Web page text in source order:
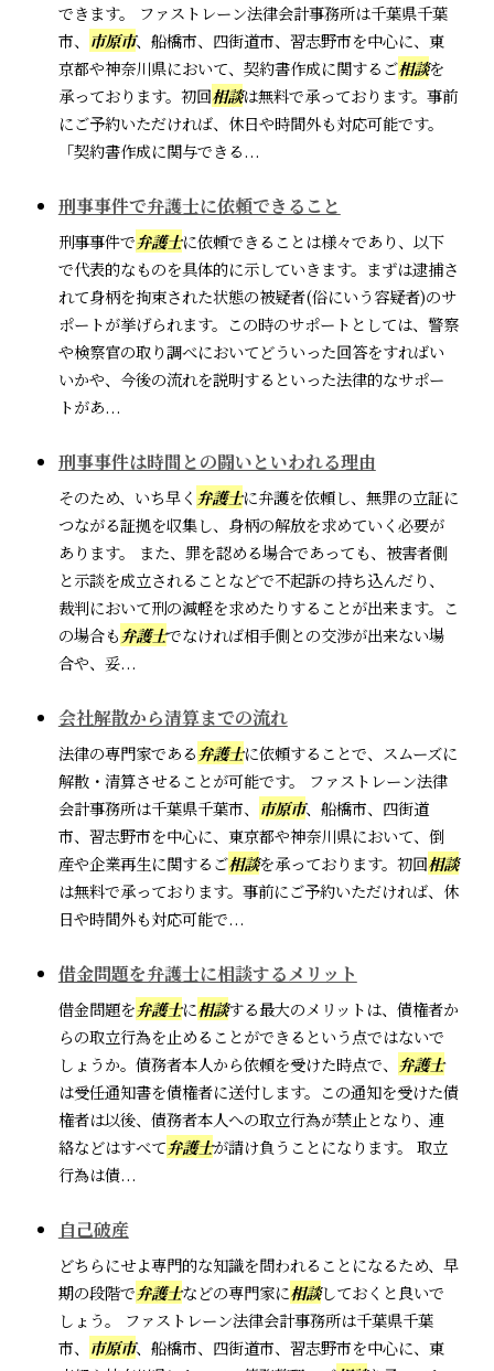
できます。 ファストレーン法律会計事務所は千葉県千葉
市、
市原市、船橋市、四街道市、習志野市を中心に、東
京都や神奈川県において、契約書作成に関するご相談を
承っております。初回相談は無料で承っております。事前
にご予約いただければ、休日や時間外も対応可能です。
「契約書作成に関与できる...
刑事事件で弁護士に依頼できること
刑事事件で弁護士に依頼できることは様々であり、以下
で代表的なものを具体的に示していきます。まずは逮捕さ
れて身柄を拘束された状態の被疑者(俗にいう容疑者)のサ
ポートが挙げられます。この時のサポートとしては、警察
や検察官の取り調べにおいてどういった回答をすればい
いかや、今後の流れを説明するといった法律的なサポー
トがあ...
刑事事件は時間との闘いといわれる理由
そのため、いち早く 弁護士に弁護を依頼し、無罪の立証に
つながる証拠を収集し、身柄の解放を求めていく必要が
あります。 また、罪を認める場合であっても、被害者側
と示談を成立されることなどで不起訴の持ち込んだり、
裁判において刑の減軽を求めたりすることが出来ます。こ
の場合も弁護士でなければ相手側との交渉が出来ない場
合や、妥...
会社解散から清算までの流れ
法律の専門家である弁護士に依頼することで、スムーズに
解散・清算させることが可能です。 ファストレーン法律
会計事務所は千葉県千葉市、
市原市、船橋市、四街道
市、習志野市を中心に、東京都や神奈川県において、倒
産や企業再生に関するご相談を承っております。初回相談
は無料で承っております。事前にご予約いただければ、休
日や時間外も対応可能で...
借金問題を弁護士に相談するメリット
借金問題を弁護士に相談する最大のメリットは、債権者か
らの取立行為を止めることができるという点ではないで
しょうか。債務者本人から依頼を受けた時点で、 弁護士
は受任通知書を債権者に送付します。この通知を受けた債
権者は以後、債務者本人への取立行為が禁止となり、連
絡などはすべて弁護士が請け負うことになります。 取立
行為は債...
自己破産
どちらにせよ専門的な知識を問われることになるため、早
期の段階で弁護士などの専門家に相談しておくと良いで
しょう。 ファストレーン法律会計事務所は千葉県千葉
市、
市原市、船橋市、四街道市、習志野市を中心に、東